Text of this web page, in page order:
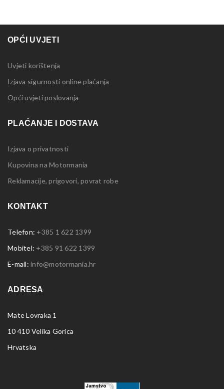
OPĆI UVJETI
Uvjeti korištenja
Izjava sigurnosti online plaćanja
Opći uvjeti poslovanja
PLAĆANJE I DOSTAVA
Izjava o privatnosti
Kupovina na Motormania
Reklamacije, prigovori, povrat robe
KONTAKT
Telefon: +385 1 622 1399
Mobitel: +385 91 622 1399
E-mail: info@motormania.hr
ADRESA
Mate Lovraka 1
10 410 Velika Gorica
Hrvatska